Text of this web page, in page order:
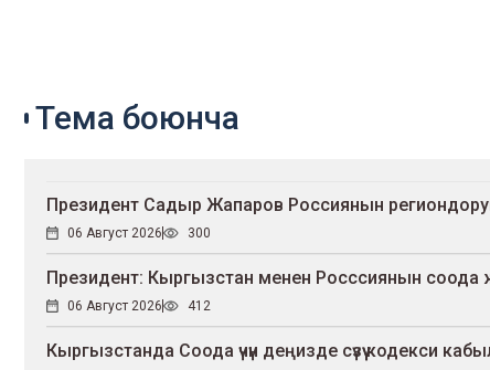
Тема боюнча
Президент Садыр Жапаров Россиянын
06 Август 2026 300
Президент: Кыргызстан менен Росссиянын соода
06 Август 2026 412
Кыргызстанда Соода үчүн деңизде сүзүү кодекси